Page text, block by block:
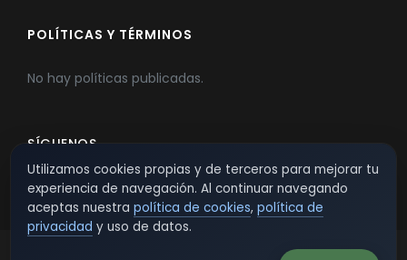
POLÍTICAS Y TÉRMINOS
No hay políticas publicadas.
SÍGUENOS
Utilizamos cookies propias y de terceros para mejorar tu
experiencia de navegación. Al continuar navegando
aceptas nuestra política de cookies, política de
privacidad y uso de datos.